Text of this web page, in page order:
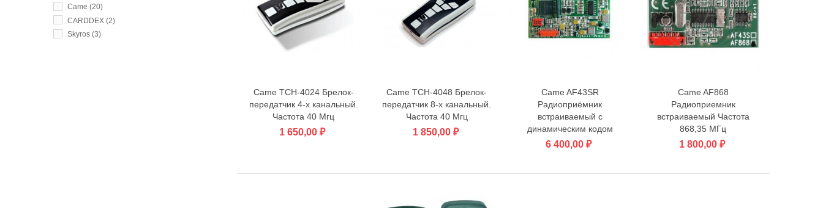
Came (20)
CARDDEX (2)
Skyros (3)
В корзину
Came TCH-4024 Брелок-
передатчик 4-х канальный.
Частота 40 Мгц
1 650,00 ₽
В корзину
Came TCH-4048 Брелок-
передатчик 8-х канальный.
Частота 40 Мгц
1 850,00 ₽
В корзину
Came AF43SR
Радиоприёмник
встраиваемый с
динамическим кодом
6 400,00 ₽
В корзину
Came AF868
Радиоприемник
встраиваемый Частота
868,35 МГц
1 800,00 ₽